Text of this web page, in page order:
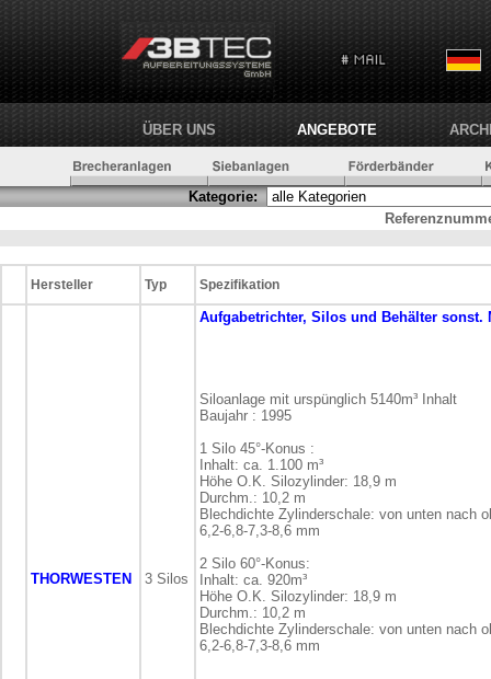
ÜBER UNS ANGEBOTE
Kategorie:
Hersteller Typ Spezifikation
THORWESTEN 3 Silos
Aufgabetrichter, Silos und Behälter sonst.
Siloanlage mit urspünglich 5140m³ Inhalt
Baujahr : 1995
1 Silo 45°-Konus :
Inhalt: ca. 1.100 m³
Höhe O.K. Silozylinder: 18,9 m
Durchm.: 10,2 m
Blechdichte Zylinderschale: von unten nach
6,2-6,8-7,3-8,6 mm
2 Silo 60°-Konus:
Inhalt: ca. 920m³
Höhe O.K. Silozylinder: 18,9 m
Durchm.: 10,2 m
Blechdichte Zylinderschale: von unten nach
6,2-6,8-7,3-8,6 mm